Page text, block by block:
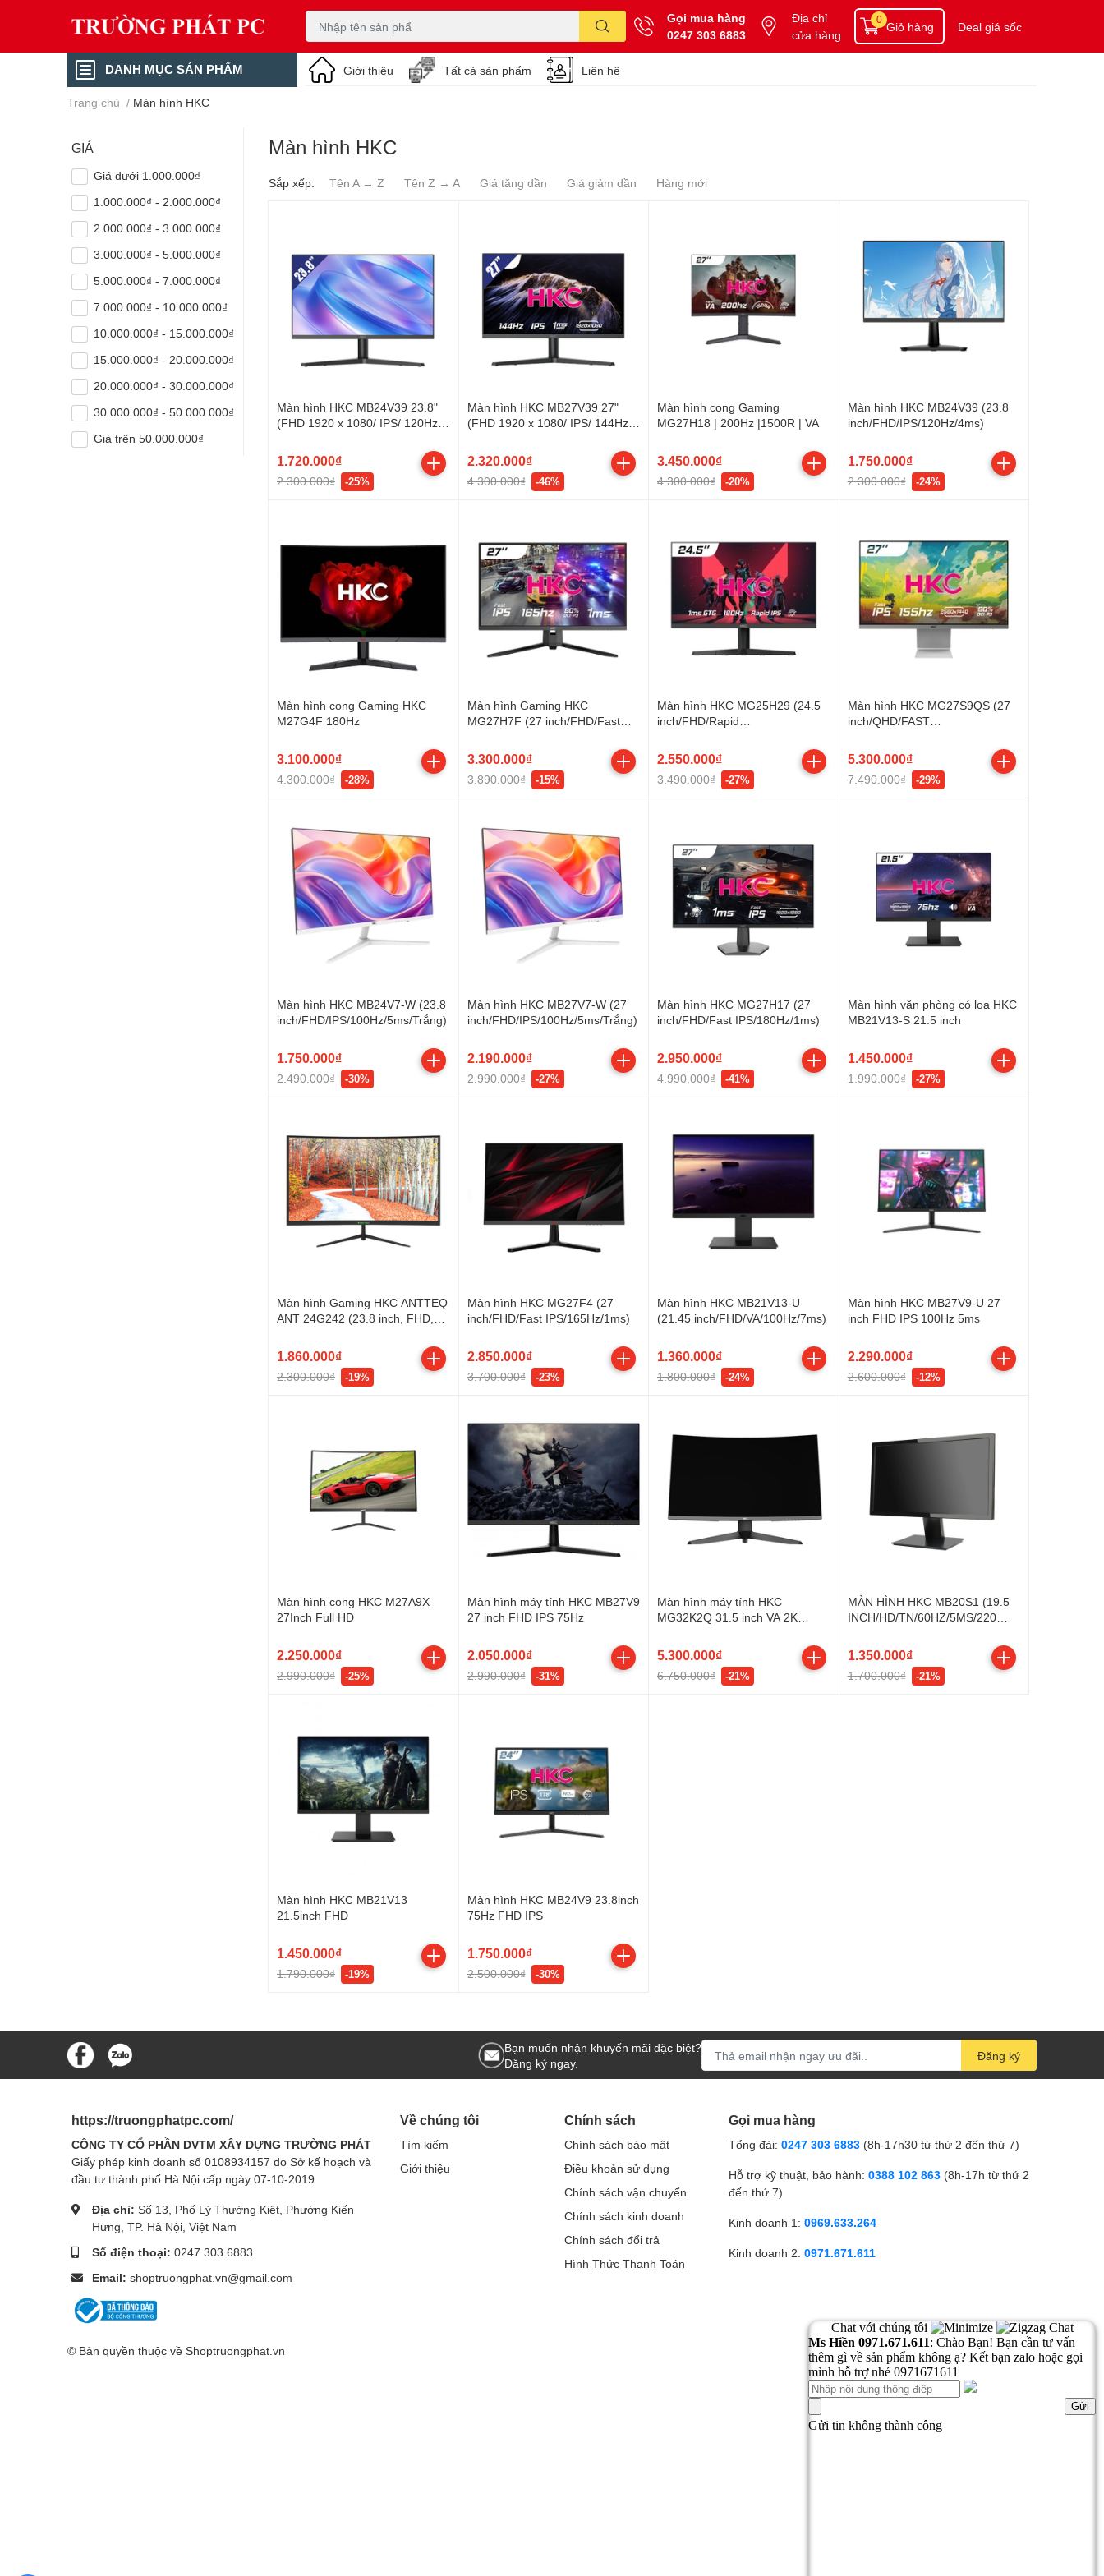
Gọi mua hàng
0247 303 6883
Địa chỉ
cửa hàng
Giỏ hàng
0 Deal giá sốc
DANH MỤC SẢN PHẨM Giới thiệu Tất cả sản phẩm Liên hệ
Trang chủ / Màn hình HKC
GIÁ
Giá dưới 1.000.000₫
1.000.000₫ - 2.000.000₫
2.000.000₫ - 3.000.000₫
3.000.000₫ - 5.000.000₫
5.000.000₫ - 7.000.000₫
7.000.000₫ - 10.000.000₫
10.000.000₫ - 15.000.000₫
15.000.000₫ - 20.000.000₫
20.000.000₫ - 30.000.000₫
30.000.000₫ - 50.000.000₫
Giá trên 50.000.000₫
Màn hình HKC
Sắp xếp: Tên A → Z Tên Z → A Giá tăng dần Giá giảm dần Hàng mới
Màn hình HKC MB24V39 23.8"
(FHD 1920 x 1080/ IPS/ 120Hz/
1.720.000₫
2.300.000₫ -25%
Màn hình HKC MB27V39 27"
(FHD 1920 x 1080/ IPS/ 144Hz/
2.320.000₫
4.300.000₫ -46%
Màn hình cong Gaming
MG27H18 | 200Hz |1500R | VA
3.450.000₫
4.300.000₫ -20%
Màn hình HKC MB24V39 (23.8
inch/FHD/IPS/120Hz/4ms)
1.750.000₫
2.300.000₫ -24%
Màn hình cong Gaming HKC
M27G4F 180Hz
3.100.000₫
4.300.000₫ -28%
Màn hình Gaming HKC
MG27H7F (27 inch/FHD/Fast
3.300.000₫
3.890.000₫ -15%
Màn hình HKC MG25H29 (24.5
inch/FHD/Rapid
2.550.000₫
3.490.000₫ -27%
Màn hình HKC MG27S9QS (27
inch/QHD/FAST
5.300.000₫
7.490.000₫ -29%
Màn hình HKC MB24V7-W (23.8
inch/FHD/IPS/100Hz/5ms/Trắng)
1.750.000₫
2.490.000₫ -30%
Màn hình HKC MB27V7-W (27
inch/FHD/IPS/100Hz/5ms/Trắng)
2.190.000₫
2.990.000₫ -27%
Màn hình HKC MG27H17 (27
inch/FHD/Fast IPS/180Hz/1ms)
2.950.000₫
4.990.000₫ -41%
Màn hình văn phòng có loa HKC
MB21V13-S 21.5 inch
1.450.000₫
1.990.000₫ -27%
Màn hình Gaming HKC ANTTEQ
ANT 24G242 (23.8 inch, FHD,
1.860.000₫
2.300.000₫ -19%
Màn hình HKC MG27F4 (27
inch/FHD/Fast IPS/165Hz/1ms)
2.850.000₫
3.700.000₫ -23%
Màn hình HKC MB21V13-U
(21.45 inch/FHD/VA/100Hz/7ms)
1.360.000₫
1.800.000₫ -24%
Màn hình HKC MB27V9-U 27
inch FHD IPS 100Hz 5ms
2.290.000₫
2.600.000₫ -12%
Màn hình cong HKC M27A9X
27Inch Full HD
2.250.000₫
2.990.000₫ -25%
Màn hình máy tính HKC MB27V9
27 inch FHD IPS 75Hz
2.050.000₫
2.990.000₫ -31%
Màn hình máy tính HKC
MG32K2Q 31.5 inch VA 2K
5.300.000₫
6.750.000₫ -21%
MÀN HÌNH HKC MB20S1 (19.5
INCH/HD/TN/60HZ/5MS/220
1.350.000₫
1.700.000₫ -21%
Màn hình HKC MB21V13
21.5inch FHD
1.450.000₫
1.790.000₫ -19%
Màn hình HKC MB24V9 23.8inch
75Hz FHD IPS
1.750.000₫
2.500.000₫ -30%
Bạn muốn nhận khuyến mãi đặc biệt?
Đăng ký ngay.
Đăng ký
https://truongphatpc.com/
CÔNG TY CỔ PHẦN DVTM XÂY DỰNG TRƯỜNG PHÁT
Giấy phép kinh doanh số 0108934157 do Sở kế hoạch và
đầu tư thành phố Hà Nội cấp ngày 07-10-2019
Địa chỉ: Số 13, Phố Lý Thường Kiệt, Phường Kiến
Hưng, TP. Hà Nội, Việt Nam
Số điện thoại: 0247 303 6883
Email: shoptruongphat.vn@gmail.com
Về chúng tôi
Tìm kiếm
Giới thiệu
Chính sách
Chính sách bảo mật
Điều khoản sử dụng
Chính sách vận chuyển
Chính sách kinh doanh
Chính sách đổi trả
Hình Thức Thanh Toán
Gọi mua hàng
Tổng đài: 0247 303 6883 (8h-17h30 từ thứ 2 đến thứ 7)
Hỗ trợ kỹ thuật, bảo hành: 0388 102 863 (8h-17h từ thứ 2
đến thứ 7)
Kinh doanh 1: 0969.633.264
Kinh doanh 2: 0971.671.611
© Bản quyền thuộc về Shoptruongphat.vn